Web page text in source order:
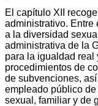
El capítulo XII
administrativo. Entre
a la diversidad
administrativa de la
para la igualdad real
procedimientos de
de subvenciones,
empleado público
sexual, familiar y de